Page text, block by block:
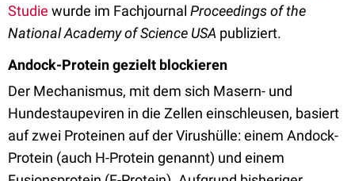
Studie wurde im Fachjournal Proceedings of the
National Academy of Science USA publiziert.
Andock-Protein gezielt blockieren
Der Mechanismus, mit dem sich Masern- und
Hundestaupeviren in die Zellen einschleusen, basiert
auf zwei Proteinen auf der Virushülle: einem Andock-
Protein (auch H-Protein genannt) und einem